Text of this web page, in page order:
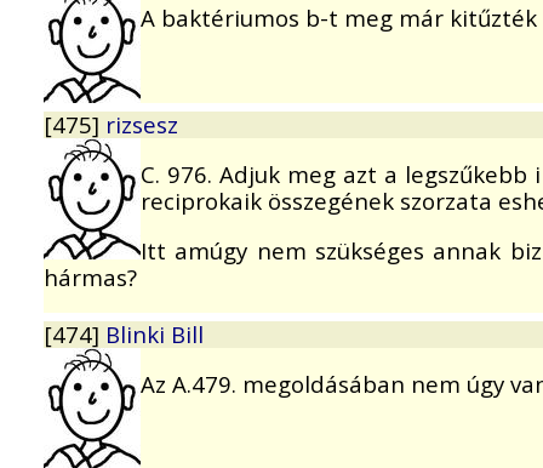
A baktériumos b-t meg már kitűzték
[475] rizsesz
C. 976. Adjuk meg azt a
reciprokaik összegének szorzata
Itt amúgy nem szükséges annak
hármas?
[474] Blinki Bill
Az A.479. megoldásában nem úgy